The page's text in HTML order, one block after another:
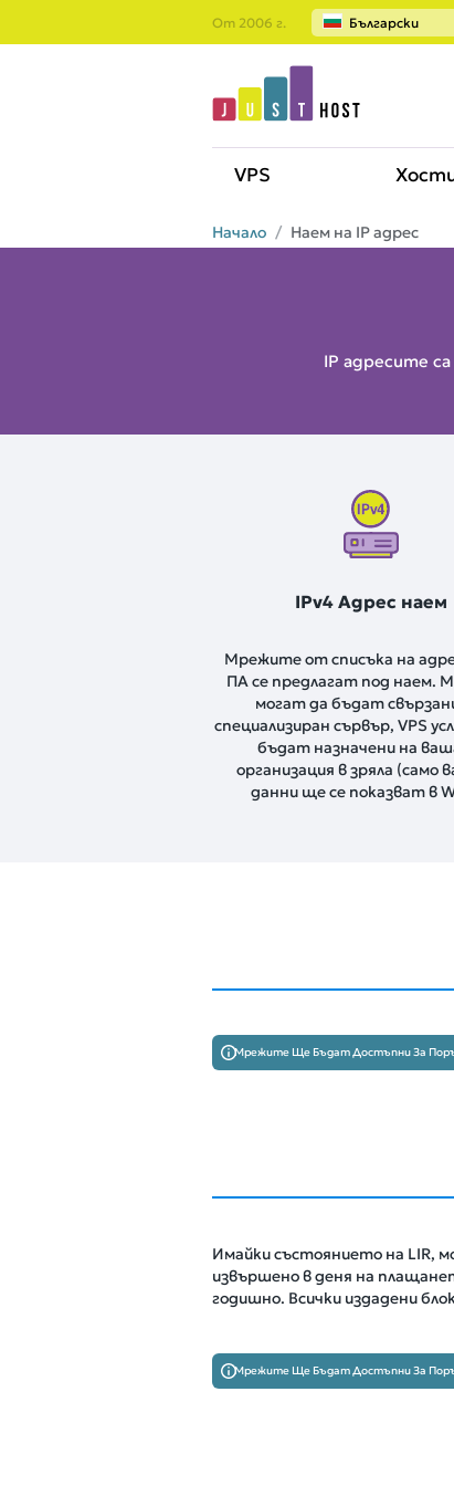
От 2006 г. Български
VPS
Начало Наем на IP адрес
IP адресите
IPv4 Адрес наем
Мрежите от списъка на
ПА се предлагат под наем.
могат да бъдат
специализиран сървър, VPS
бъдат назначени на
организация в зряла (само
данни ще се показват в
Мрежите Ще Бъдат Достъпни За
Имайки състоянието на LIR,
извършено в деня на
годишно. Всички издадени
Мрежите Ще Бъдат Достъпни За